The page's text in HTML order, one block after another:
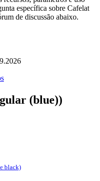
específica sobre Cafelat
de discussão abaixo.
(blue))
black)